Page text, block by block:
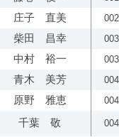
庄子 直美
柴田 昌幸
中村 裕一
青木 美芳
原野 雅恵
千葉 敬